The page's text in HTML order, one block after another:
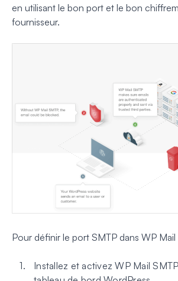
en utilisant le bon port et le bon
fournisseur.
Pour définir le port SMTP dans WP Mail
Installez et activez WP Mail